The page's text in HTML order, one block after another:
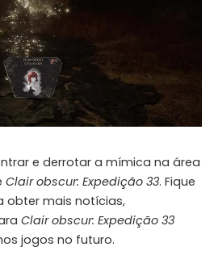
e derrotar a mímica na área
Clair obscur: Expedição 33. Fique
obter mais notícias,
Clair obscur: Expedição 33
jogos no futuro.